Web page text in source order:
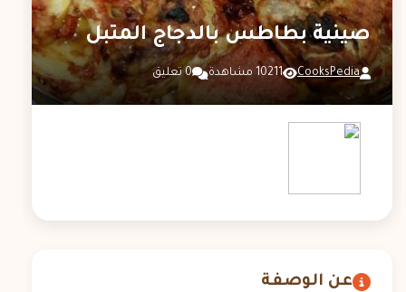
صينية بطاطس بالدجاج المتبل
CooksPedia 10211 مشاهدة 0 تعليق
عن الوصفة